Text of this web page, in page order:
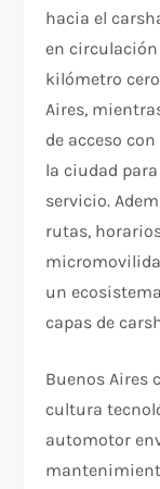
hacia el
en circulación
kilómetro
Aires,
de acceso
la ciudad
servicio.
rutas,
un
capas de
Buenos Aires
cultura
automotor